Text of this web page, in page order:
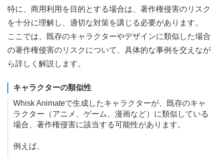
特に、商用利用を目的とする場合は、著作権侵害のリスク
を十分に理解し、適切な対策を講じる必要があります。
ここでは、既存のキャラクターやデザインに類似した場合
の著作権侵害のリスクについて、具体的な事例を交えなが
ら詳しく解説します。
キャラクターの類似性
Whisk Animateで生成したキャラクターが、既存のキャ
ラクター（アニメ、ゲーム、漫画など）に類似している
場合、著作権侵害に該当する可能性があります。
例えば、